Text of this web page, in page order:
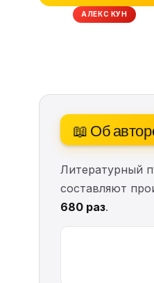
АЛЕКС КУН
📖 Об
Литературный
составляют
680 раз.